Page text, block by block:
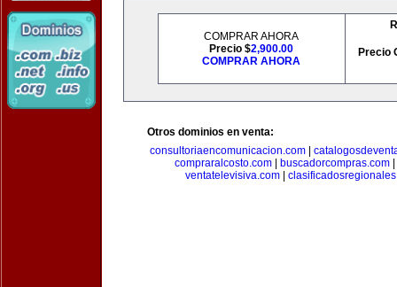
COMPRAR AHORA
Precio $2,900.00
COMPRAR AHORA
Precio
Otros dominios en venta:
consultoriaencomunicacion.com
compraralcosto.com| buscadorcompras.com|
ventatelevisiva.com